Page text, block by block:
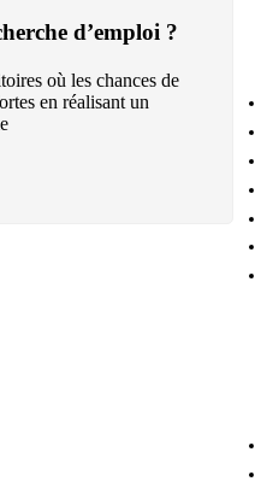
d’emploi ?
où les chances de
en réalisant un